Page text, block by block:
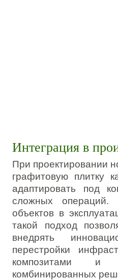
Интеграция в
При проектировании
графитовую плитку
адаптировать под
сложных операций.
объектов в
такой подход
внедрять
перестройки
композитами и
комбинированных